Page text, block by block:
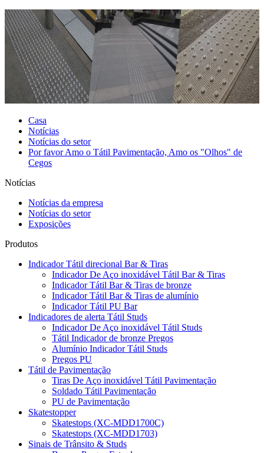
Casa
Notícias
Notícias do setor
Por favor Amo o Tátil Pavimentação, Amo os "Olhos" de
Cegos
Notícias
Notícias da empresa
Notícias do setor
Exposições
Produtos
Indicador Tátil direcional Bar & Tiras
Indicador De Aço inoxidável Tátil Bar & Tiras
Indicador Tátil Bar & Tiras de bronze
Indicador Tátil Bar & Tiras de alumínio
Indicador Tátil PU Bar
Indicadores de alerta Tátil Studs
Indicador De Aço inoxidável Tátil Studs
Tátil Indicador de bronze Pregos
Alumínio Indicador Tátil Studs
Pregos PU
Tátil de Pavimentação
Tiras De Aço inoxidável Tátil Pavimentação
Soldado Tátil Pavimentação
PU de Pavimentação
Skatestopper
Skatestops (XC-MDD1700C)
Skatestops (XC-MDD1703)
Sinais de Trânsito & Studs